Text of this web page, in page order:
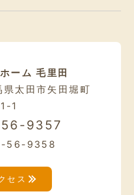
ーム 毛里田
太田市矢田堀町
1
9357
56-9358
セス